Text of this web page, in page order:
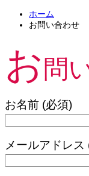
ホーム
お問い合わせ
お 問
お名前 (必須)
メールアドレス
Technology
メタサーフェースと